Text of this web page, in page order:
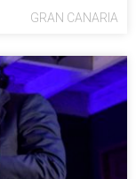
GRAN CANARIA